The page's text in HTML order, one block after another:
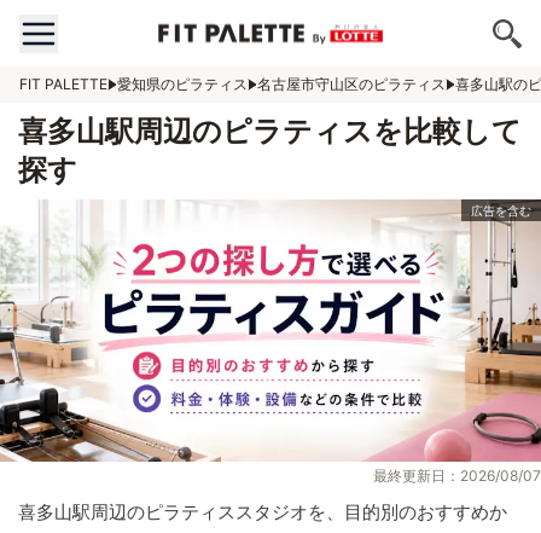
FIT PALETTE 愛知県のピラティス 名古屋市守山区のピラティス 喜多山駅の
喜多山駅周辺のピラティスを比較して
探す
最終更新日：2026/08/07
喜多山駅周辺のピラティススタジオを、目的別のおすすめか